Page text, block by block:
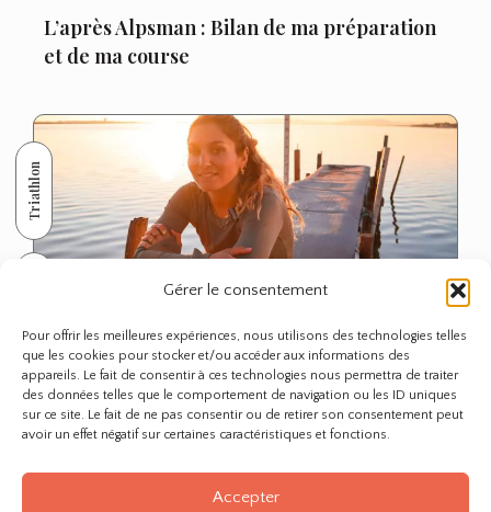
Gérer le consentement
Pour offrir les meilleures expériences, nous utilisons des technologies telles
que les cookies pour stocker et/ou accéder aux informations des
appareils. Le fait de consentir à ces technologies nous permettra de traiter
des données telles que le comportement de navigation ou les ID uniques
sur ce site. Le fait de ne pas consentir ou de retirer son consentement peut
avoir un effet négatif sur certaines caractéristiques et fonctions.
Accepter
L’après Alpsman : Bilan de ma préparation
et de ma course
Triathlon
Ironman : Je vous annonce mon objectif
2024 !